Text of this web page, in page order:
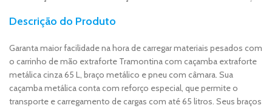
Descrição do Produto
Garanta maior facilidade na hora de carregar materiais pesados com
o carrinho de mão extraforte Tramontina com caçamba extraforte
metálica cinza 65 L, braço metálico e pneu com câmara. Sua
caçamba metálica conta com reforço especial, que permite o
transporte e carregamento de cargas com até 65 litros. Seus braços